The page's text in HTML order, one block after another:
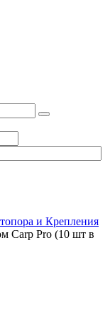
и Крепления
Carp Pro (10 шт в